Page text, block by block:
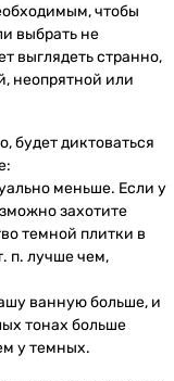
чтобы
выбрать не
выглядеть странно,
неопрятной или
будет диктоваться
меньше. Если у
захотите
темной плитки в
п. лучше чем,
ванную больше, и
тонах больше
у темных.